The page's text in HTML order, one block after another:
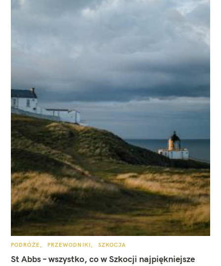
K
T
E
PODRÓŻE PRZEWODNIKI SZKOCJA
St Abbs – wszystko, co w Szkocji najpiękniejsze